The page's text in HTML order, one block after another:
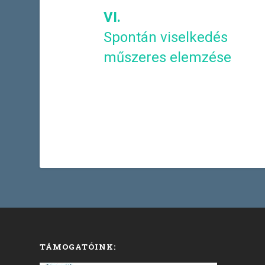
VI.
Spontán viselkedés
műszeres elemzése
TÁMOGATÓINK: